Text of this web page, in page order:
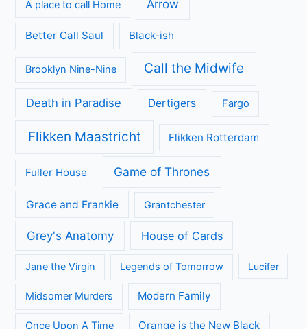
A place to call Home Arrow
Better Call Saul Black-ish
Brooklyn Nine-Nine Call the Midwife
Death in Paradise Dertigers Fargo
Flikken Maastricht Flikken Rotterdam
Fuller House Game of Thrones
Grace and Frankie Grantchester
Grey's Anatomy House of Cards
Jane the Virgin Legends of Tomorrow Lucifer
Midsomer Murders Modern Family
Once Upon A Time Orange is the New Black